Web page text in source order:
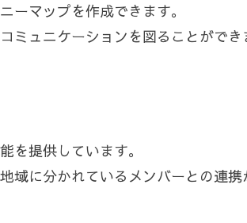
ーマップを作成できます。
ュニケーションを図ることができ
を提供しています。
に分かれているメンバーとの連携